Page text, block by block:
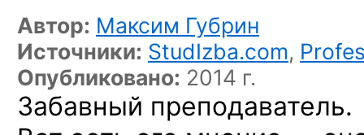
Автор: Максим Губрин
Источники: StudIzba.com,
Опубликовано: 2014 г.
Забавный преподаватель.